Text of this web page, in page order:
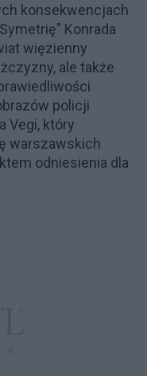
konsekwencjach
Konrada
więzienny
ale także
policji
Vegi, który
warszawskich
odniesienia dla